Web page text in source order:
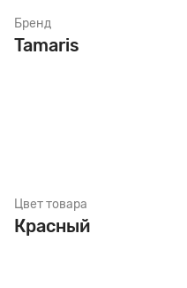
Бренд
Tamaris
Цвет товара
Красный